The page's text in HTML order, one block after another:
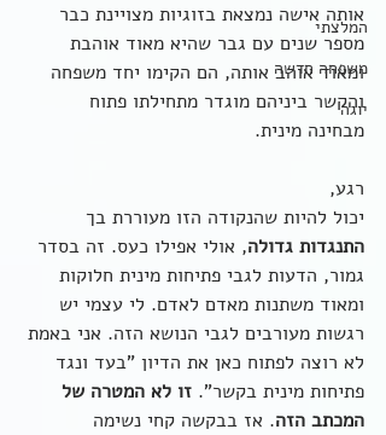
המלצתי
משפחה חדשה
יוגה
אותה אישה נמצאת בזוגיות מצויינת כבר
מספר שנים עם גבר שהיא מאוד אוהבת
ומאוד אוהב אותה, הם הקימו יחד משפחה
והקשר ביניהם מוגדר מתחילתו פתוח
מבחינה מינית.
רגע,
יכול להיות שהנקודה הזו מעוררת בך
התנגדות גדולה, אולי אפילו כעס. זה בסדר
גמור, הדעות לגבי פתיחות מינית חלוקות
ומאוד משתנות מאדם לאדם. לי עצמי יש
רגשות מעורבים לגבי הנושא הזה. אני באמת
לא רוצה לפתוח כאן את הדיון "בעד ונגד
פתיחות מינית בקשר". זו לא המטרה של
המכתב הזה. אז בבקשה קחי נשימה